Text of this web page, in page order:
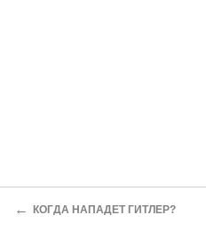
← КОГДА НАПАДЕТ ГИТЛЕР?